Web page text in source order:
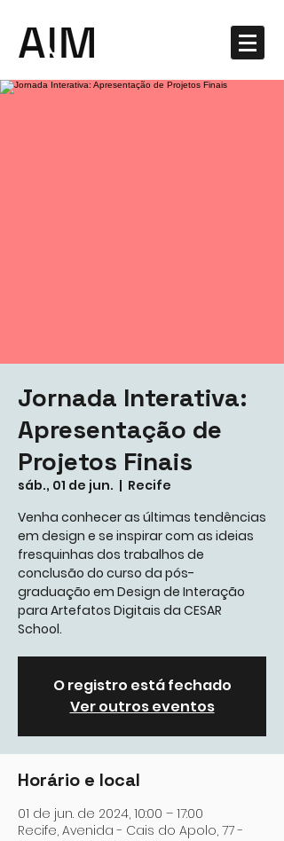
Jornada Interativa:
Apresentação de
Projetos Finais
sáb., 01 de jun.
  |
Recife
Venha conhecer as últimas tendências
em design e se inspirar com as ideias
fresquinhas dos trabalhos de
conclusão do curso da pós-
graduação em Design de Interação
para Artefatos Digitais da CESAR
School.
O registro está fechado
Ver outros eventos
Horário e local
01 de jun. de 2024, 10:00 – 17:00
Recife, Avenida - Cais do Apolo, 77 -